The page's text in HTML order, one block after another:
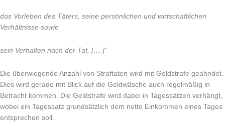
das Vorleben des Täters, seine persönlichen und wirtschaftlichen
Verhältnisse sowie
sein Verhalten nach der Tat, [….]“
Die überwiegende Anzahl von Straftaten wird mit Geldstrafe geahndet.
Dies wird gerade mit Blick auf die Geldwäsche auch regelmäßig in
Betracht kommen. Die Geldstrafe wird dabei in Tagessätzen verhängt,
wobei ein Tagessatz grundsätzlich dem netto Einkommen eines Tages
entsprechen soll.